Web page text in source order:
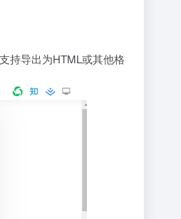
持导出为HTML或其他格